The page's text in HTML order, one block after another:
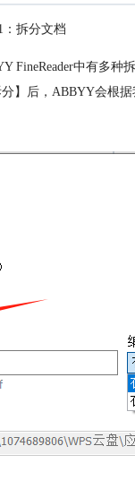
：拆分文档
FineReader中有多种
】后，ABBYY会根